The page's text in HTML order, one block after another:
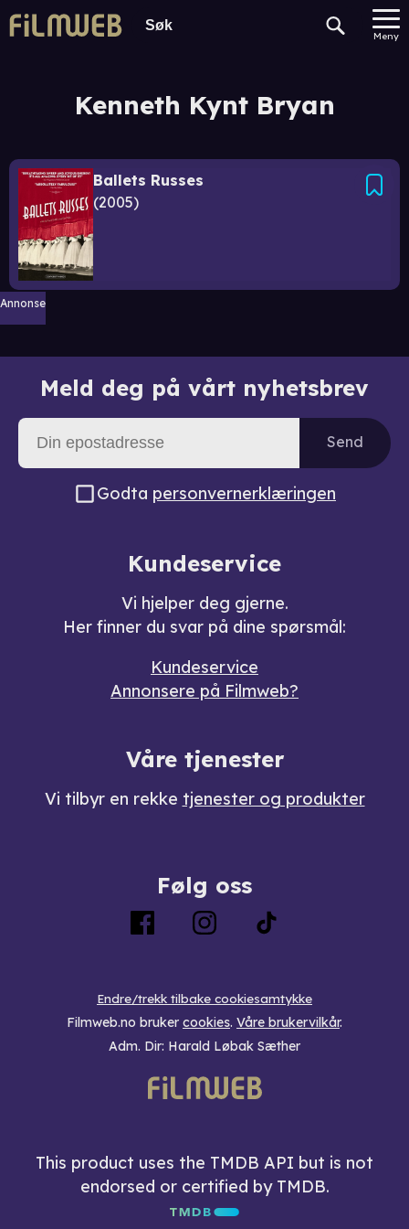
Meny
Kenneth Kynt Bryan
Ballets Russes
2005
Annonse
Meld deg på vårt nyhetsbrev
Send
Godta personvernerklæringen
Kundeservice
Vi hjelper deg gjerne.
Her finner du svar på dine spørsmål:
Kundeservice
Annonsere på Filmweb?
Våre tjenester
Vi tilbyr en rekke tjenester og produkter
Følg oss
Endre/trekk tilbake cookiesamtykke
Filmweb.no bruker cookies. Våre brukervilkår.
Adm. Dir: Harald Løbak Sæther
This product uses the TMDB API but is not
endorsed or certified by TMDB.